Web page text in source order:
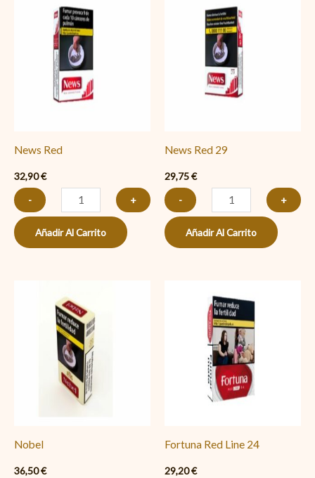
News Red
32,90€
-
Red
cantidad
+
Añadir Al Carrito
News Red 29
29,75€
-
Red
29
cantidad
+
Añadir Al Carrito
Nobel
36,50€
cantidad
Fortuna Red Line 24
29,20€
Red
Line
24
cantidad